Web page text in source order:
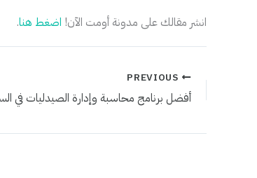
انشر مقالك على مدونة أومت الآن! اضغط هنا.
أفضل برنامج محاسبة وإدارة الصيدليات في